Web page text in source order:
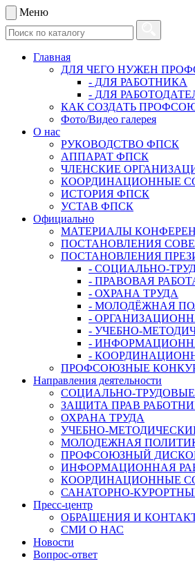
Меню
Главная
ДЛЯ ЧЕГО НУЖЕН
- ДЛЯ РАБОТНИКА
- ДЛЯ
КАК СОЗДАТЬ
Фото/Видео галерея
О нас
РУКОВОДСТВО ФПСК
АППАРАТ ФПСК
ЧЛЕНСКИЕ
КООРДИНАЦИОННЫЕ
ИСТОРИЯ ФПСК
УСТАВ ФПСК
Официально
МАТЕРИАЛЫ
ПОСТАНОВЛЕНИЯ
ПОСТАНОВЛЕНИЯ
- СОЦИАЛЬНО-
- ПРАВОВАЯ
- ОХРАНА ТРУДА
- МОЛОДЁЖНАЯ
-
- УЧЕБНО-
-
-
ПРОФСОЮЗНЫЕ
Направления деятельности
СОЦИАЛЬНО-
ЗАЩИТА ПРАВ
ОХРАНА ТРУДА
УЧЕБНО-
МОЛОДЕЖНАЯ
ПРОФСОЮЗНЫЙ
ИНФОРМАЦИОННАЯ
КООРДИНАЦИОННЫЕ
САНАТОРНО-
Пресс-центр
ОБРАЩЕНИЯ И
СМИ О НАС
Новости
Вопрос-ответ